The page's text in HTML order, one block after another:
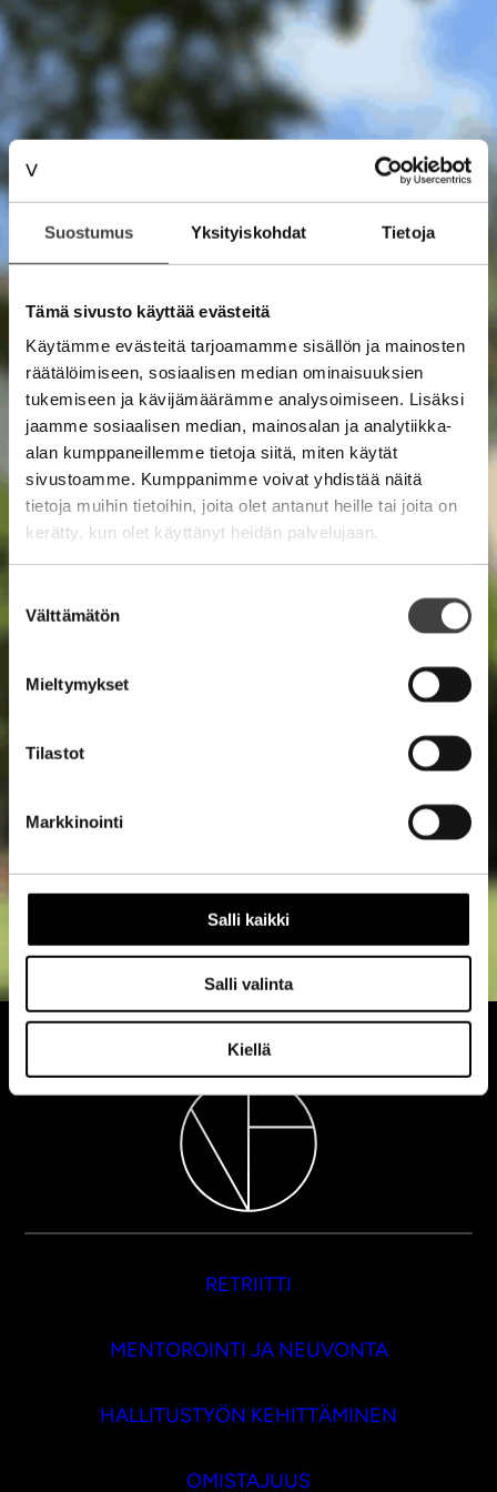
Suostumus Yksityiskohdat Tietoja
Tämä sivusto käyttää evästeitä
Käytämme evästeitä tarjoamamme sisällön ja mainosten
räätälöimiseen, sosiaalisen median ominaisuuksien
tukemiseen ja kävijämäärämme analysoimiseen. Lisäksi
jaamme sosiaalisen median, mainosalan ja analytiikka-
alan kumppaneillemme tietoja siitä, miten käytät
sivustoamme. Kumppanimme voivat yhdistää näitä
tietoja muihin tietoihin, joita olet antanut heille tai joita on
kerätty, kun olet käyttänyt heidän palvelujaan.
valinta
Välttämätön
Mieltymykset
Tilastot
Markkinointi
Salli kaikki
Salli valinta
Kiellä
RETRIITTI
MENTOROINTI JA NEUVONTA
HALLITUSTYÖN KEHITTÄMINEN
OMISTAJUUS